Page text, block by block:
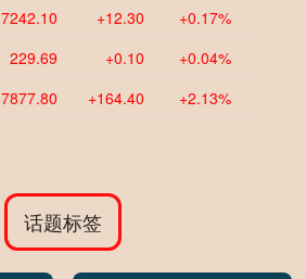
7242.10 +12.30 +0.17%
229.69 +0.10 +0.04%
7877.80 +164.40 +2.13%
话题标签